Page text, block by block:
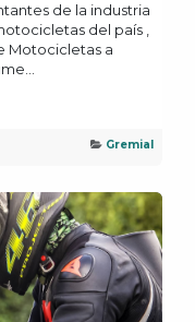
de la industria
del país ,
Motocicletas a
Gremial